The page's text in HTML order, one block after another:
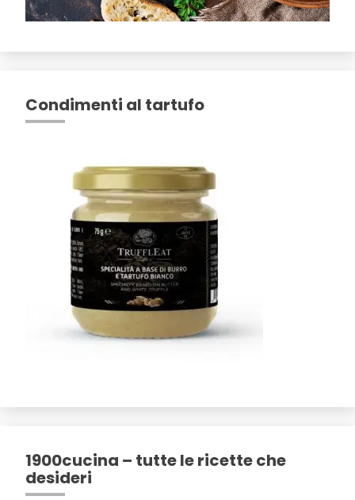
Condimenti al tartufo
1900cucina – tutte le ricette che
desideri